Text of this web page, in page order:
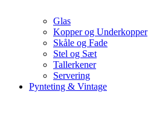
Glas
Kopper og Underkopper
Skåle og Fade
Stel og Sæt
Tallerkener
Servering
Pynteting & Vintage